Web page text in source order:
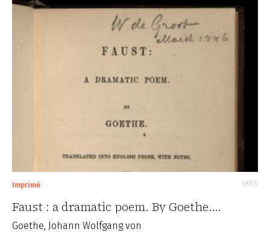
Imprimé 1855
Faust : a dramatic poem. By Goethe.…
Goethe, Johann Wolfgang von